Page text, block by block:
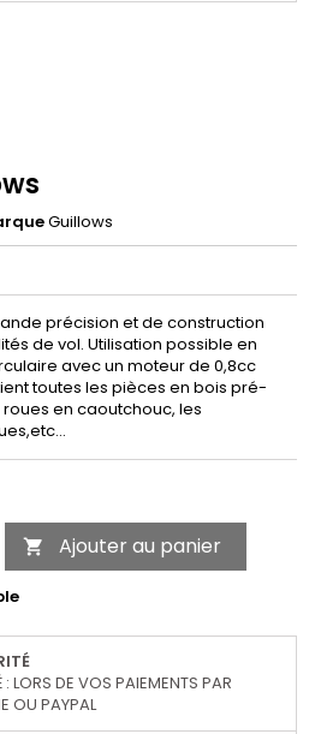
Guillows
précision et de construction
de vol. Utilisation possible en
avec un moteur de 0,8cc
toutes les pièces en bois pré-
en caoutchouc, les
 Ajouter au panier
: LORS DE VOS PAIEMENTS PAR
OU PAYPAL